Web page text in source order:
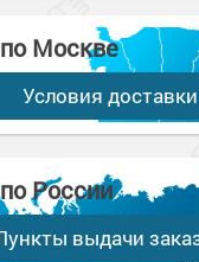
Москве
Условия доставки
России
выдачи